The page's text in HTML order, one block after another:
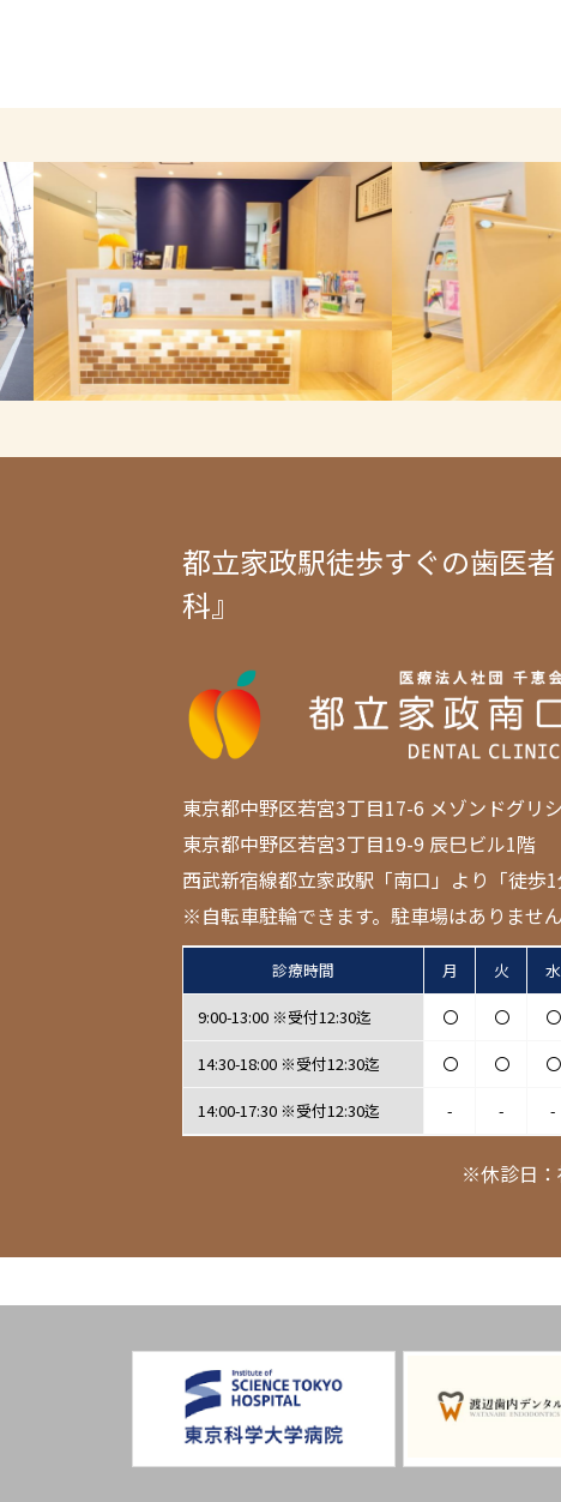
都立家政駅徒歩すぐの歯医
科』
東京都中野区若宮3丁目17-6 メゾンドグリ
東京都中野区若宮3丁目19-9 辰巳ビル1階
西武新宿線都立家政駅「南口」より「徒歩1
※自転車駐輪できます。駐車場はありません
診療時間 月 火 水
9:00-13:00 ※受付12:30迄 〇 〇 〇
14:30-18:00 ※受付12:30迄 〇 〇 〇
14:00-17:30 ※受付12:30迄 - - -
※休診日